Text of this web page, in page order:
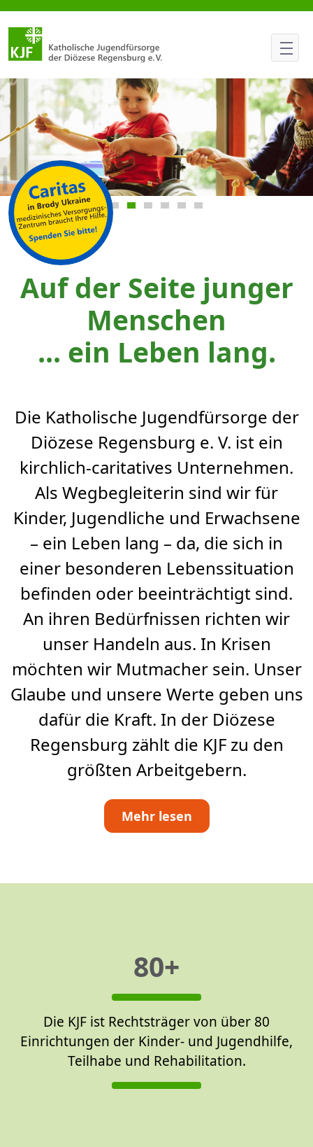
Landesgartenschau in Furth
Focus slide 1
Focus slide 2
Focus slide 3
Focus slide 4
Focus slide 5
Focus slide 6
Auf der Seite junger
Menschen
... ​​​​​​​ein Leben lang.
Die Katholische Jugendfürsorge der
Diözese Regensburg e. V. ist ein
kirchlich-caritatives Unternehmen.
Als Wegbegleiterin sind wir für
Kinder, Jugendliche und Erwachsene
– ein Leben lang – da, die sich in
einer besonderen Lebenssituation
befinden oder beeinträchtigt sind.
An ihren Bedürfnissen richten wir
unser Handeln aus. In Krisen
möchten wir Mutmacher sein. Unser
Glaube und unsere Werte geben uns
dafür die Kraft. In der Diözese
Regensburg zählt die KJF zu den
größten Arbeitgebern.
Mehr lesen
80+
Die KJF ist Rechtsträger von über 80
Einrichtungen der Kinder- und Jugendhilfe,
Teilhabe und Rehabilitation.